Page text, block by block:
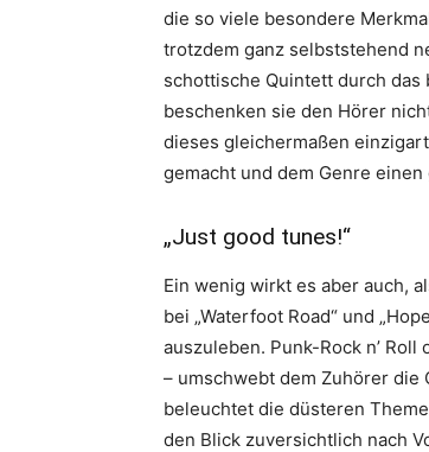
die so viele besondere
trotzdem ganz selbststehend
schottische Quintett durch
beschenken sie den Hörer
dieses gleichermaßen
gemacht und dem Genre
„Just good tunes!“
Ein wenig wirkt es aber auch,
bei „Waterfoot Road“ und
auszuleben. Punk-Rock n’
– umschwebt dem Zuhörer die
beleuchtet die düsteren
den Blick zuversichtlich nach